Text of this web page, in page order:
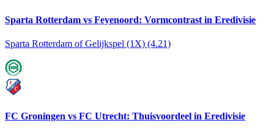
Sparta Rotterdam vs Feyenoord: Vormcontrast in Eredivisie
Sparta Rotterdam of Gelijkspel (1X) (4.21)
FC Groningen vs FC Utrecht: Thuisvoordeel in Eredivisie